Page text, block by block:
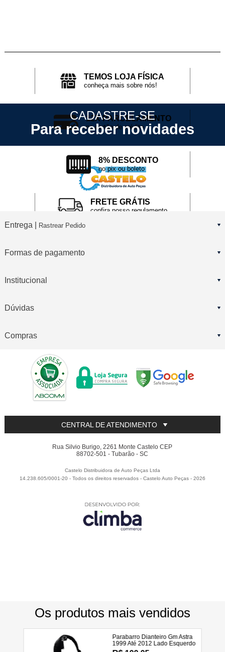
TEMOS LOJA FÍSICA
conheça mais sobre nós!
12X PARCELAMENTO
no cartão de crédito
8% DESCONTO
no pix ou boleto
FRETE GRÁTIS
confira nosso regulamento
CADASTRE-SE
Para receber novidades
Entrega | Rastrear Pedido
Formas de pagamento
Institucional
Dúvidas
Compras
CENTRAL DE ATENDIMENTO
Rua Silvio Burigo, 2261 Monte Castelo CEP
88702-501 - Tubarão - SC
Castelo Distribuidora de Auto Peças Ltda
14.238.605/0001-20 - Todos os direitos reservados -Castelo Auto Peças -2026